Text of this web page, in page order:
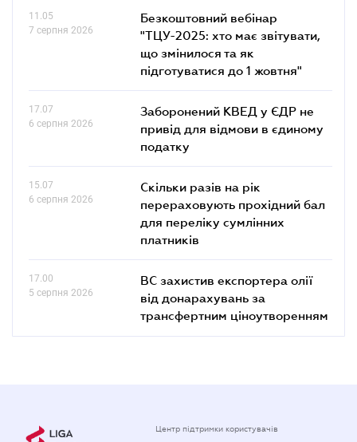
11.05
7 серпня 2026
Безкоштовний вебінар
"ТЦУ-2025: хто має звітувати,
що змінилося та як
підготуватися до 1 жовтня"
17.07
6 серпня 2026
Заборонений КВЕД у ЄДР не
привід для відмови в єдиному
податку
15.07
6 серпня 2026
Скільки разів на рік
перераховують прохідний бал
для переліку сумлінних
платників
17.00
5 серпня 2026
ВС захистив експортера олії
від донарахувань за
трансфертним ціноутворенням
Центр підтримки користувачів